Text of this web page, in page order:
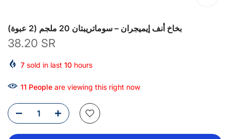
بخاخ أنف إيميجران – سوماتريبتان 20 ملجم (2 عبوة)
38.20 SR
7 sold in last 10 hours
13 People are viewing this right now